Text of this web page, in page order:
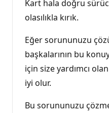
Kart hala doğru
olasılıkla kırık.
Eğer sorununuzu
başkalarının bu
için size yardımcı
iyi olur.
Bu sorununuzu